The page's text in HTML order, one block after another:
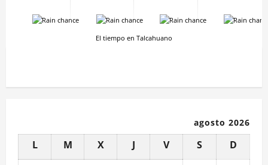
- - - -
El tiempo en Talcahuano
agosto 2026
L M X J V S D